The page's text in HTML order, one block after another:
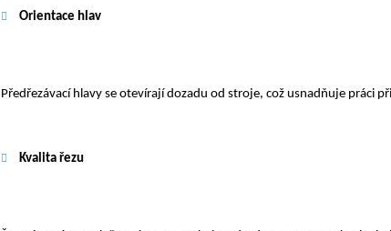
Orientace hlav
Předřezávací hlavy se otevírají dozadu od stroje, což usnadňuje práci
Kvalita řezu